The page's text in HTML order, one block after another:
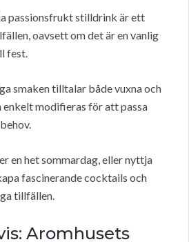
passionsfrukt stilldrink är ett
oavsett om det är en vanlig
fest.
smaken tilltalar både vuxna och
enkelt modifieras för att passa
en het sommardag, eller nyttja
fascinerande cocktails och
tillfällen.
Aromhusets